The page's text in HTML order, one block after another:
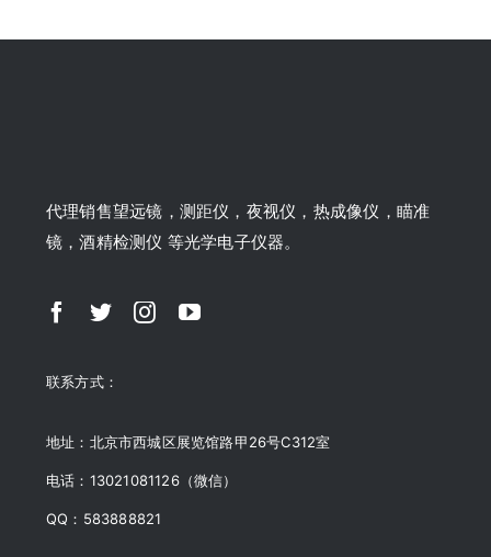
代理销售望远镜，测距仪，夜视仪，热成像仪，瞄准
镜，酒精检测仪 等光学电子仪器。
联系方式：
地址：北京市西城区展览馆路甲26号C312室
电话：13021081126（微信）
QQ：583888821